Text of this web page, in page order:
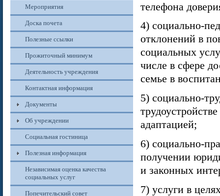
Мероприятия
Доска почета
Полезные ссылки
Прожиточный минимум
Деятельность учреждения
Контактная информация
Документы
Об учреждении
Социальная гостиница
Полезная информация
Независимая оценка качества
социальных услуг
Попечительский совет
телефона
4) социально-
отклонений в
социальных
числе в сфере
семье в
5) социально-
адаптацией;
6) социально-
получении
и законных
7) услуги в